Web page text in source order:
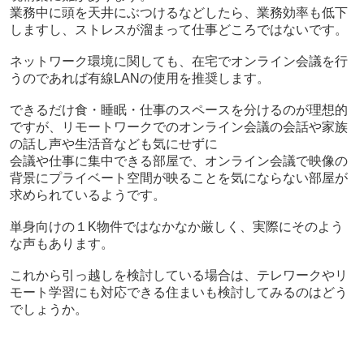
業務中に頭を天井にぶつけるなどしたら、業務効率も低下
しますし、ストレスが溜まって仕事どころではないです。
ネットワーク環境に関しても、在宅でオンライン会議を行
うのであれば有線LANの使用を推奨します。
できるだけ食・睡眠・仕事のスペースを分けるのが理想的
ですが、
リモートワークでのオンライン会議の会話や家族
の話し声や生活音なども気にせずに
会議や仕事に集中できる部屋で、オンライン会議で映像の
背景にプライベート空間が映ることを気にならない部屋が
求められているようです。
単身向けの１K物件ではなかなか厳しく、実際にそのよう
な声もあります。
これから引っ越しを検討している場合は、テレワークやリ
モート学習にも対応できる住まいも検討してみるのはどう
でしょうか。